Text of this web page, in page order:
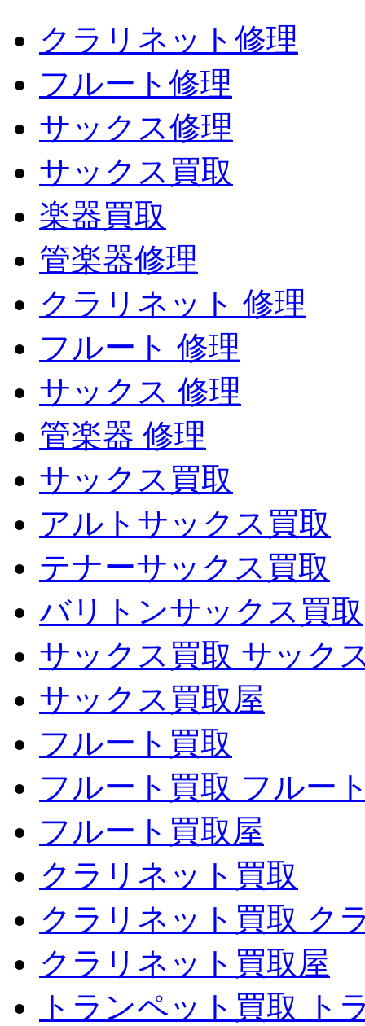
クラリネット修理
フルート修理
サックス修理
サックス買取
楽器買取
管楽器修理
クラリネット 修理
フルート 修理
サックス 修理
管楽器 修理
サックス買取
アルトサックス買取
テナーサックス買取
バリトンサックス買取
サックス買取 サック
サックス買取屋
フルート買取
フルート買取 フルー
フルート買取屋
クラリネット買取
クラリネット買取 ク
クラリネット買取屋
トランペット買取 ト